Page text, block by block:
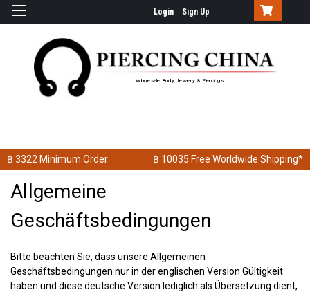
Login Sign Up
Wholesale Body Jewelry & Piercings
฿ 3322 Minimum Order ฿ 10035 Free Worldwide Shipping*
Allgemeine
Geschäftsbedingungen
Bitte beachten Sie, dass unsere Allgemeinen
Geschäftsbedingungen nur in der englischen Version Gültigkeit
haben und diese deutsche Version lediglich als Übersetzung dient,